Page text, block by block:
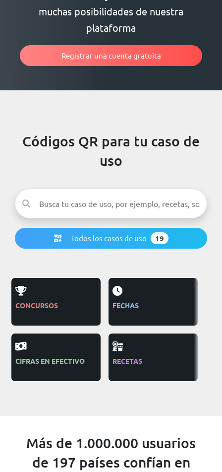
muchas posibilidades de nuestra
plataforma
Registrar una cuenta gratuita
Códigos QR para tu caso de
uso
Todos los casos de uso 19
CONCURSOS
CIFRAS EN EFECTIVO
FECHAS
RECETAS
Más de 1.000.000 usuarios
de 197 países confían en